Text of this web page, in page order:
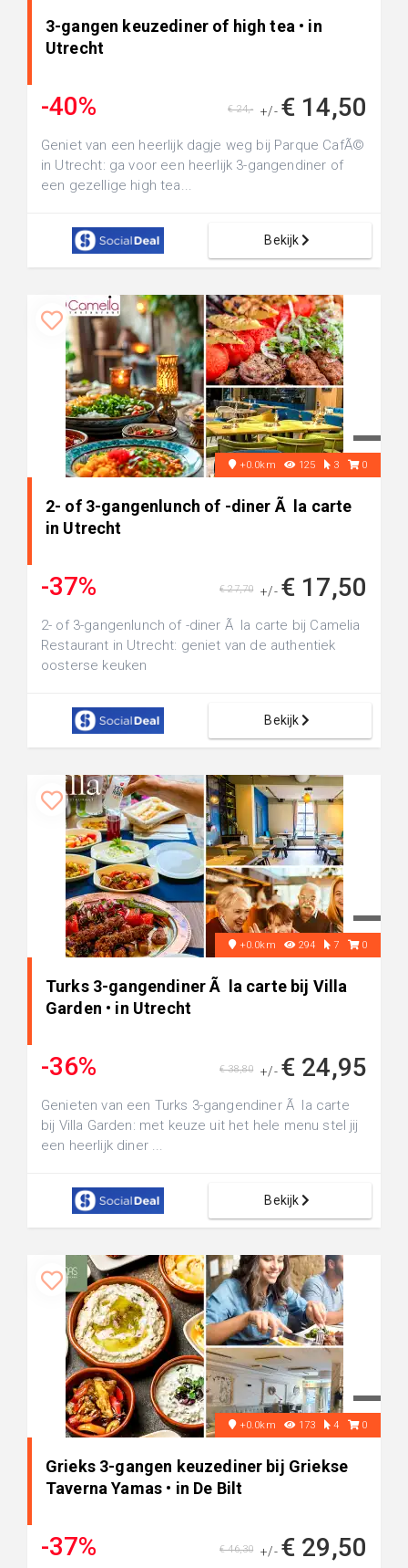
3-gangen keuzediner of high tea • in
Utrecht
-40% +/- € 14,50
€ 24,-
Geniet van een heerlijk dagje weg bij Parque CafÃ©
in Utrecht: ga voor een heerlijk 3-gangendiner of
een gezellige high tea...
Bekijk
+0.0km 125 3 0
2- of 3-gangenlunch of -diner Ã la carte
in Utrecht
-37% +/- € 17,50
€ 27,70
2- of 3-gangenlunch of -diner Ã la carte bij Camelia
Restaurant in Utrecht: geniet van de authentiek
oosterse keuken
Bekijk
+0.0km 294 7 0
Turks 3-gangendiner Ã la carte bij Villa
Garden • in Utrecht
-36% +/- € 24,95
€ 38,80
Genieten van een Turks 3-gangendiner Ã la carte
bij Villa Garden: met keuze uit het hele menu stel jij
een heerlijk diner ...
Bekijk
+0.0km 173 4 0
Grieks 3-gangen keuzediner bij Griekse
Taverna Yamas • in De Bilt
-37% +/- € 29,50
€ 46,30